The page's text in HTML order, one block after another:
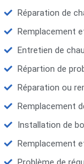
Réparation de
Remplacement
Entretien de
Répartion de
Réparation ou
Remplacement
Installation de
Remplacement